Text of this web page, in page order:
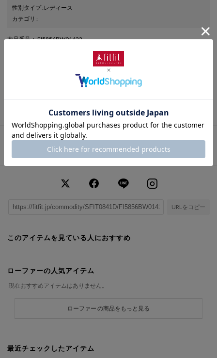
性別タイプ : レディース
カテゴリ :
商品番号： FI5856BW01422
： レオパード・イエロー（975）
さらに詳しい情報を表示
この商品に関するお問い合わせ
URLをコピー
このアイテムを見ている人におすすめ
ローファーの人気アイテム
現在おすすめアイテムはありません。
ローファー の商品をもっと見る
最近チェックしたアイテム